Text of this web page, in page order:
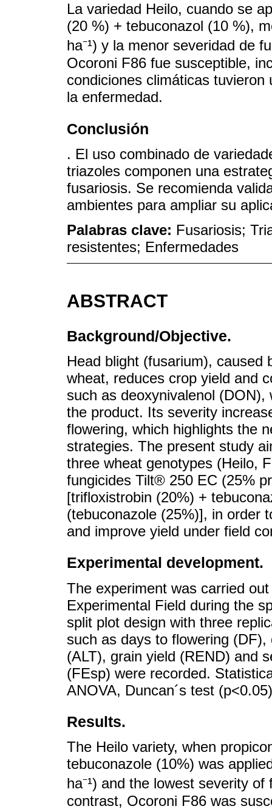
La variedad Heilo, cuando se
(20 %) + tebuconazol (10 %),
ha⁻¹) y la menor severidad de
Ocoroni F86 fue susceptible,
condiciones climáticas
la enfermedad.
Conclusión
. El uso combinado de
triazoles componen una
fusariosis. Se recomienda
ambientes para ampliar su
Palabras clave: Fusariosis;
resistentes; Enfermedades
ABSTRACT
Background/Objective.
Head blight (fusarium), caused
wheat, reduces crop yield and
such as deoxynivalenol
the product. Its severity
flowering, which highlights the
strategies. The present study
three wheat genotypes (Heilo,
fungicides Tilt® 250 EC (25%
[trifloxistrobin (20%) +
(tebuconazole (25%)], in order
and improve yield under field
Experimental development.
The experiment was carried
Experimental Field during the
split plot design with three
such as days to flowering
(ALT), grain yield (REND) and
(FEsp) were recorded.
ANOVA, Duncan´s test
Results.
The Heilo variety, when
tebuconazole (10%) was
ha⁻¹) and the lowest severity
contrast, Ocoroni F86 was